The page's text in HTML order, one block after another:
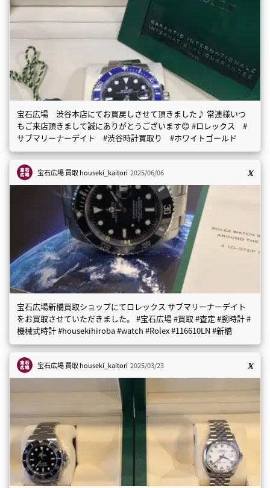
宝石広場 渋谷本店にてお買戻しさせて頂きました♪ 常連様いつ
もご来店頂きまして誠にありがとうございます😊 #ロレックス #
サブマリーナーデイト #渋谷時計買取り #ホワイトゴールド
宝石広場 買取houseki_kaitori 2025/06/06
宝石広場新橋買取ショップにてロレックス サブマリーナーデイト
をお買取させていただきました。 #宝石広場 #買取 #査定 #腕時計 #
機械式時計 #housekihiroba #watch #Rolex #116610LN #新橋
宝石広場 買取houseki_kaitori 2025/03/23